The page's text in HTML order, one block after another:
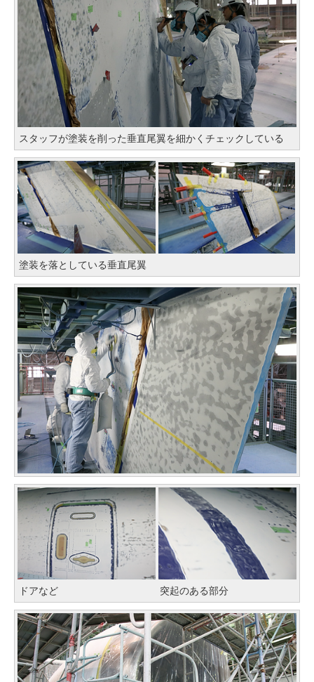
スタッフが塗装を削った垂直尾翼を細かくチェックしている
塗装を落としている垂直尾翼
ドアなど 突起のある部分